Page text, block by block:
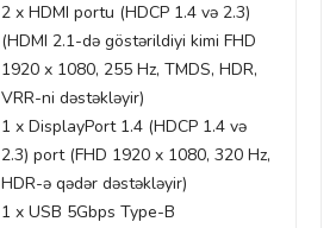
2 x HDMI portu (HDCP 1.4 və 2.3)
(HDMI 2.1-də göstərildiyi kimi FHD
1920 x 1080, 255 Hz, TMDS, HDR,
VRR-ni dəstəkləyir)
1 x DisplayPort 1.4 (HDCP 1.4 və
2.3) port (FHD 1920 x 1080, 320 Hz,
HDR-ə qədər dəstəkləyir)
1 x USB 5Gbps Type-B